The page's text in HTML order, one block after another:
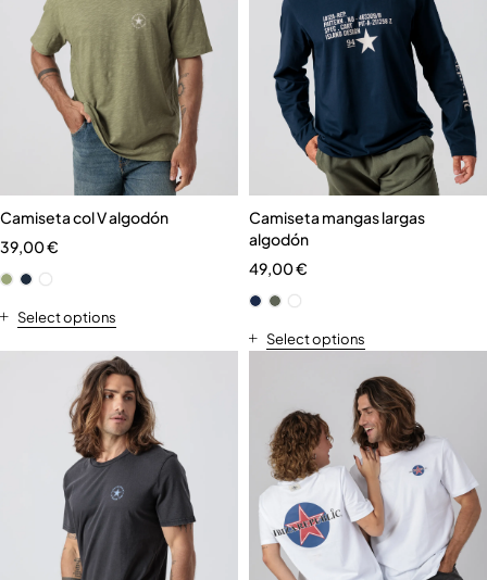
Camiseta col V algodón
39,00€
Select options
Camiseta mangas largas
algodón
49,00€
Select options